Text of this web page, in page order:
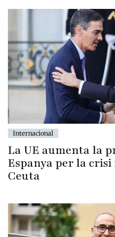
Internacional
La UE aumenta la
Espanya per la
Ceuta